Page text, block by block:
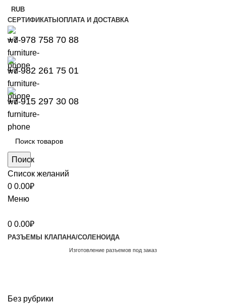
RUB
СЕРТИФИКАТЫОПЛАТА И ДОСТАВКА
+7 978 758 70 88
+7 982 261 75 01
+7 915 297 30 08
Поиск
Список желаний
0 0.00₽
Меню
0 0.00₽
РАЗЪЕМЫ КЛАПАНА/СОЛЕНОИДА
Изготовление разъемов под заказ
Без рубрики